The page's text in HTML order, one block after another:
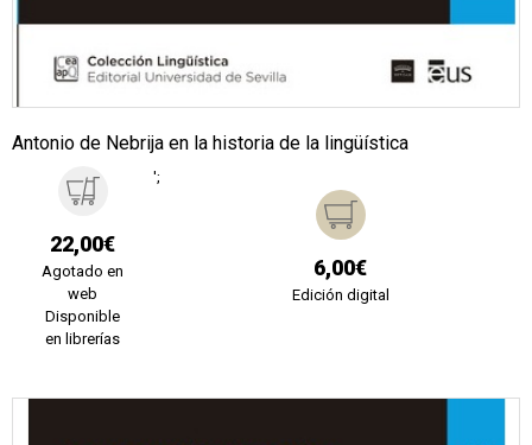
Antonio de Nebrija en la historia de la lingüística
22,00€
Agotado en
web
Disponible
en librerías
';
6,00€
Edición digital